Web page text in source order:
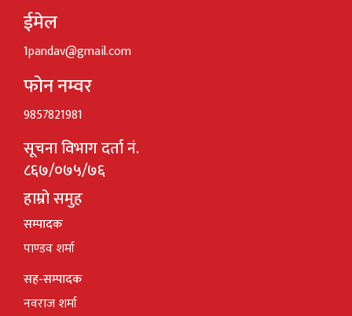
ईमेल
1pandav@gmail.com
फोन नम्वर
9857821981
सूचना विभाग दर्ता नं.
८६७/०७५/७६
हाम्रो समुह
सम्पादक
पाण्डव शर्मा
सह-सम्पादक
नवराज शर्मा